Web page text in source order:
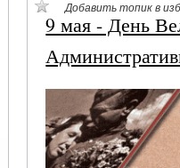
Добавить топик в
9 мая - День